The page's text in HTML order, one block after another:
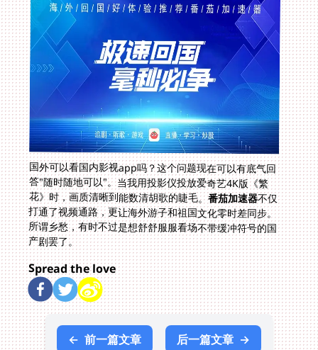
国外可以看国内影视app吗？这个问题现在可以有底气回
答"随时随地可以"。当我用投影仪投放爱奇艺4K版《繁
花》时，画质清晰到能数清胡歌的睫毛。番茄加速器不仅
打通了视频通路，更让海外游子和祖国文化零时差同步。
所谓乡愁，有时不过是想舒舒服服看场不带缓冲符号的国
产剧罢了。
Spread the love
← 前一篇文章 后一篇文章 →